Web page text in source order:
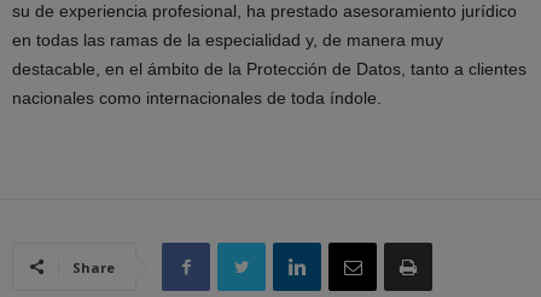
su de experiencia profesional, ha prestado asesoramiento jurídico
en todas las ramas de la especialidad y, de manera muy
destacable, en el ámbito de la Protección de Datos, tanto a clientes
nacionales como internacionales de toda índole.
Share